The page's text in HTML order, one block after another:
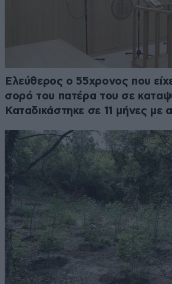
Ελεύθερος ο 55χρονος που
σορό του πατέρα του σε
Καταδικάστηκε σε 11 μήνες με